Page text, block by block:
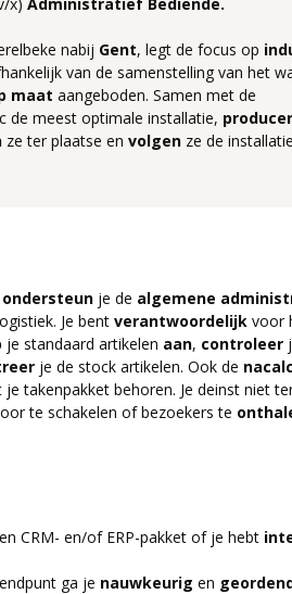
nabij Gent, legt de focus op
van de samenstelling van het
maat aangeboden. Samen met de
de meest optimale installatie,
ze ter plaatse en volgen ze de
ondersteun je de algemene
Je bent verantwoordelijk voor
je standaard artikelen aan, controleer
je de stock artikelen. Ook de
takenpakket behoren. Je deinst niet
te schakelen of bezoekers te
CRM- en/of ERP-pakket of je hebt
ga je nauwkeurig en